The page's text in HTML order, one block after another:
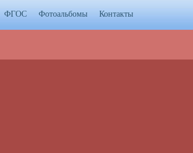
ФГОС Фотоальбомы Контакты